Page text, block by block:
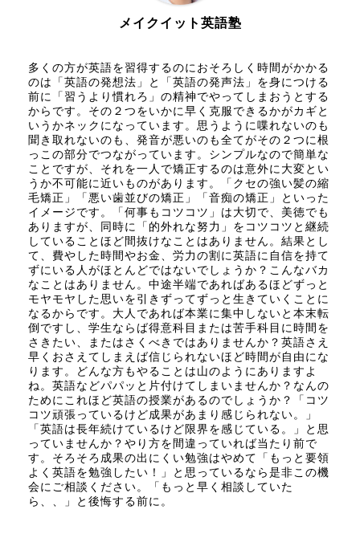
メイクイット英語塾
多くの方が英語を習得するのにおそろしく時間がかかる
のは「英語の発想法」と「英語の発声法」を身につける
前に「習うより慣れろ」の精神でやってしまおうとする
からです。その２つをいかに早く克服できるかがカギと
いうかネックになっています。思うように喋れないのも
聞き取れないのも、発音が悪いのも全てがその２つに根
っこの部分でつながっています。シンプルなので簡単な
ことですが、それを一人で矯正するのは意外に大変とい
うか不可能に近いものがあります。「クセの強い髪の縮
毛矯正」「悪い歯並びの矯正」「音痴の矯正」といった
イメージです。「何事もコツコツ」は大切で、美徳でも
ありますが、同時に「的外れな努力」をコツコツと継続
していることほど間抜けなことはありません。結果とし
て、費やした時間やお金、労力の割に英語に自信を持て
ずにいる人がほとんどではないでしょうか？こんなバカ
なことはありません。中途半端であればあるほどずっと
モヤモヤした思いを引きずってずっと生きていくことに
なるからです。大人であれば本業に集中しないと本末転
倒ですし、学生ならば得意科目または苦手科目に時間を
さきたい、またはさくべきではありませんか？英語さえ
早くおさえてしまえば信じられないほど時間が自由にな
ります。どんな方もやることは山のようにありますよ
ね。英語などパパッと片付けてしまいませんか？なんの
ためにこれほど英語の授業があるのでしょうか？「コツ
コツ頑張っているけど成果があまり感じられない。」
「英語は長年続けているけど限界を感じている。」と思
っていませんか？やり方を間違っていれば当たり前で
す。そろそろ成果の出にくい勉強はやめて「もっと要領
よく英語を勉強したい！」と思っているなら是非この機
会にご相談ください。「もっと早く相談していた
ら、、」と後悔する前に。